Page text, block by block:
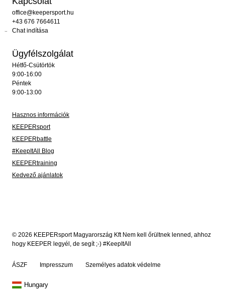
office@keepersport.hu
+43 676 7664611
Chat indítása
Ügyfélszolgálat
Hétfő-Csütörtök
9:00-16:00
Péntek
9:00-13:00
Hasznos információk
KEEPERsport
KEEPERbattle
#KeepItAll Blog
KEEPERtraining
Kedvező ajánlatok
© 2026 KEEPERsport Magyarország Kft Nem kell őrültnek lenned, ahhoz
hogy KEEPER legyél, de segít ;-) #KeepItAll
ÁSZF Impresszum Személyes adatok védelme
Hungary